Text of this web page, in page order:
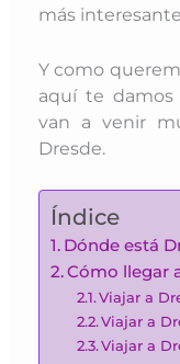
más
Y como
aquí te
van a venir
Dresde.
Índice
Dónde está
Cómo llegar
Viajar a
Viajar a
Viajar a